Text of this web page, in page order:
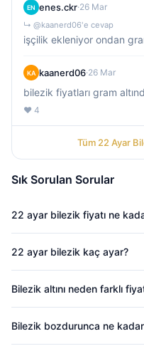
EN enes.ckr·26 Mar
↳ @kaanerd06'e cevap
işçilik ekleniyor ondan
KA kaanerd06·26 Mar
bilezik fiyatları gram
❤️ 4
Tüm 22 Ayar
Sık Sorulan Sorular
22 ayar bilezik fiyatı ne
22 ayar bilezik kaç ayar?
Bilezik altını neden farklı
Bilezik bozdurunca ne